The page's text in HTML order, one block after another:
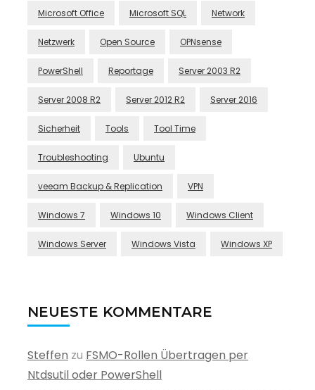
Microsoft Office Microsoft SQL Network
Netzwerk Open Source OPNsense
PowerShell Reportage Server 2003 R2
Server 2008 R2 Server 2012 R2 Server 2016
Sicherheit Tools Tool Time
Troubleshooting Ubuntu
veeam Backup & Replication VPN
Windows 7 Windows 10 Windows Client
Windows Server Windows Vista Windows XP
NEUESTE KOMMENTARE
Steffen zu FSMO-Rollen Übertragen per
Ntdsutil oder PowerShell